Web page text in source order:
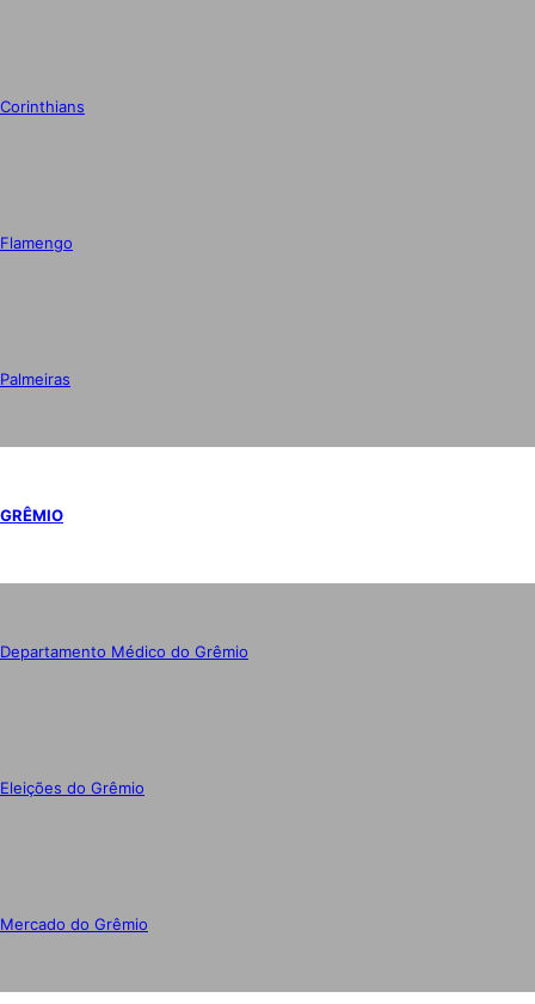
Corinthians
Flamengo
Palmeiras
GRÊMIO
Departamento Médico do Grêmio
Eleições do Grêmio
Mercado do Grêmio